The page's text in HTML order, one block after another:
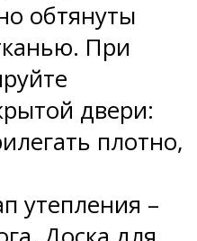
обтянуты
При
двери:
плотно,
утепления –